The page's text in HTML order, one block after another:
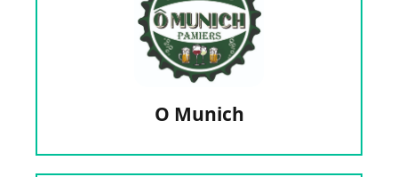
O Munich
O Munich
BAR, BRASSERIE, RESTAURANT, BIÈRE,
TAPAS SUR PAMIERS